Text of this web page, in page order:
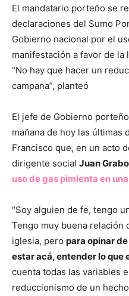
El mandatario porteño se
declaraciones del Sumo
Gobierno nacional por el
manifestación a favor de
“No hay que hacer un
campana”, planteó
El jefe de Gobierno
mañana de hoy las últimas
Francisco que, en un acto
dirigente social Juan
uso de gas pimienta en
“Soy alguien de fe, tengo
Tengo muy buena relación
iglesia, pero para opinar
estar acá, entender lo que
cuenta todas las variables
reduccionismo de un